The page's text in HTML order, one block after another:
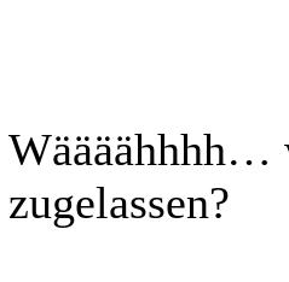
Wäääähhhh…
zugelassen?